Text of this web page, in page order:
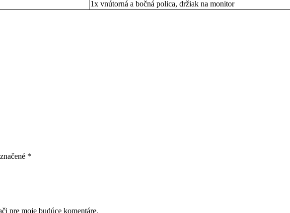
1x vnútorná a bočná polica, držiak na monitor
*
pre moje budúce komentáre.